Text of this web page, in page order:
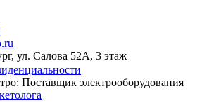
ул. Салова 52А, 3 этаж
Поставщик электрооборудования